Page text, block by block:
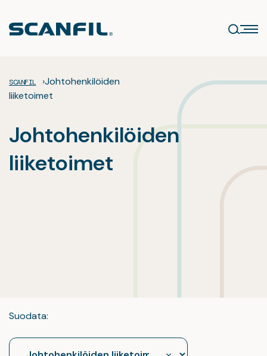
sisältöön
SCANFIL ›Johtohenkilöiden
liiketoimet
Johtohenkilöiden
liiketoimet
Suodata: